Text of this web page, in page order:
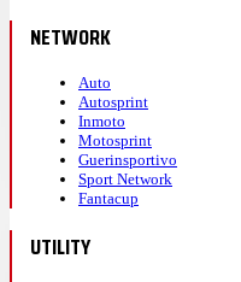
NETWORK
Auto
Autosprint
Inmoto
Motosprint
Guerinsportivo
Sport Network
Fantacup
UTILITY